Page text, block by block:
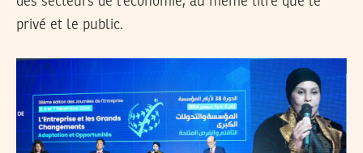
privé et le public.